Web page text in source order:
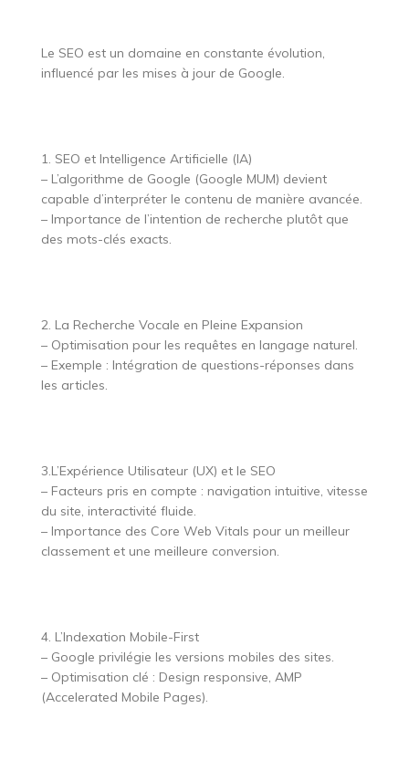
Le SEO est un domaine en constante évolution,
influencé par les mises à jour de Google.
1. SEO et Intelligence Artificielle (IA)
– L’algorithme de Google (Google MUM) devient
capable d’interpréter le contenu de manière avancée.
– Importance de l’intention de recherche plutôt que
des mots-clés exacts.
2. La Recherche Vocale en Pleine Expansion
– Optimisation pour les requêtes en langage naturel.
– Exemple : Intégration de questions-réponses dans
les articles.
3.L’Expérience Utilisateur (UX) et le SEO
– Facteurs pris en compte : navigation intuitive, vitesse
du site, interactivité fluide.
– Importance des Core Web Vitals pour un meilleur
classement et une meilleure conversion.
4. L’Indexation Mobile-First
– Google privilégie les versions mobiles des sites.
– Optimisation clé : Design responsive, AMP
(Accelerated Mobile Pages).